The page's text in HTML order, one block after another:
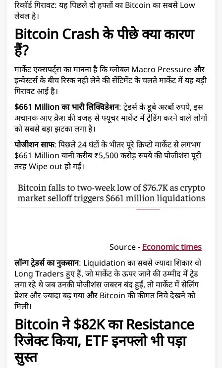
रिकॉर्ड गिरावट: यह पिछले दो हफ्तों का Bitcoin का सबसे Low
लेवल है।
Bitcoin Crash के पीछे क्या कारण
हैं?
मार्केट एक्सपर्ट्स का मानना है कि ग्लोबल Macro Pressure और
इन्वेस्टर्स के बीच रिस्क नही लेने की सेंटिमेंट के चलते मार्केट में यह बड़ी
गिरावट आई है।
$661 Million का भारी लिक्विडेशन: ट्रेडर्स के डूबे अरबों रुपये, इस
अचानक आए क्रैश की वजह से फ्यूचर मार्केट में ट्रेडिंग करने वाले लोगों
को सबसे बड़ा झटका लगा है।
पोजीशन साफ: पिछले 24 घंटों के भीतर पूरे क्रिप्टो मार्केट से लगभग
$661 Million यानी करीब ₹5,500 करोड़ रुपये की पोजीशंस पूरी
तरह Wipe out हो गईं।
Source - Economic times
लॉन्ग ट्रेडर्स का नुकसान: Liquidation का सबसे ज्यादा शिकार वो
Long Traders हुए हैं, जो मार्केट के ऊपर जाने की उम्मीद में ट्रेड
लगा रहे थे जब उनकी पोजीशंस जबरन बंद हुईं, तो मार्केट में सेलिंग
प्रेशर और ज्यादा बढ़ गया और Bitcoin की कीमत निचे देखने को
मिली।
Bitcoin ने $82K का Resistance
रिजेक्ट किया, ETF इनफ्लो भी पड़ा
सुस्त